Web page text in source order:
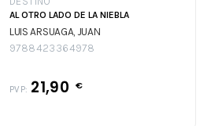
AL OTRO LADO DE LA NIEBLA
LUIS ARSUAGA, JUAN
9788423364978
PVP: 21,90 €